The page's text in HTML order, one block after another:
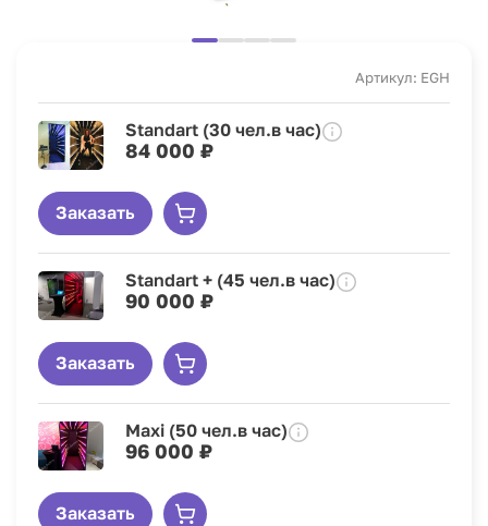
Артикул: EGH
Standart (30 чел.в час)
84 000 ₽
Заказать
Standart + (45 чел.в час)
90 000 ₽
Заказать
Maxi (50 чел.в час)
96 000 ₽
Заказать